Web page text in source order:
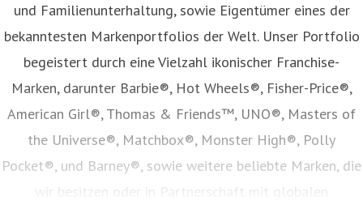
und Familienunterhaltung, sowie Eigentümer eines der
bekanntesten Markenportfolios der Welt. Unser Portfolio
begeistert durch eine Vielzahl ikonischer Franchise-
Marken, darunter Barbie®, Hot Wheels®, Fisher-Price®,
American Girl®, Thomas & Friends™, UNO®, Masters of
the Universe®, Matchbox®, Monster High®, Polly
Pocket®, und Barney®, sowie weitere beliebte Marken, die
wir besitzen oder in Partnerschaft mit globalen